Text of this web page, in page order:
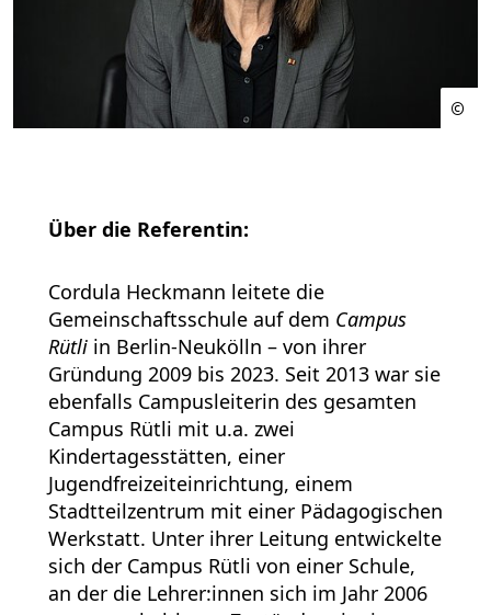
Über die Referentin:
Cordula Heckmann leitete die
Gemeinschaftsschule auf dem Campus
Rütli in Berlin-Neukölln – von ihrer
Gründung 2009 bis 2023. Seit 2013 war sie
ebenfalls Campusleiterin des gesamten
Campus Rütli mit u.a. zwei
Kindertagesstätten, einer
Jugendfreizeiteinrichtung, einem
Stadtteilzentrum mit einer Pädagogischen
Werkstatt. Unter ihrer Leitung entwickelte
sich der Campus Rütli von einer Schule,
an der die Lehrer:innen sich im Jahr 2006